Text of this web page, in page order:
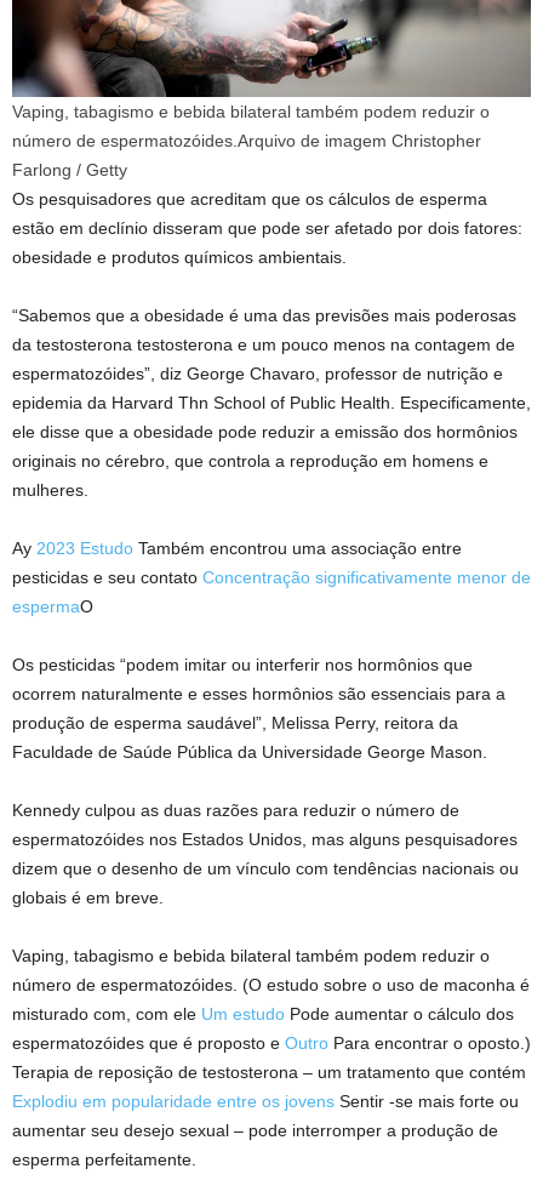
Vaping, tabagismo e bebida bilateral também podem reduzir o
número de espermatozóides. Arquivo de imagem Christopher
Farlong / Getty
Os pesquisadores que acreditam que os cálculos de esperma
estão em declínio disseram que pode ser afetado por dois fatores:
obesidade e produtos químicos ambientais.
“Sabemos que a obesidade é uma das previsões mais poderosas
da testosterona testosterona e um pouco menos na contagem de
espermatozóides”, diz George Chavaro, professor de nutrição e
epidemia da Harvard Thn School of Public Health. Especificamente,
ele disse que a obesidade pode reduzir a emissão dos hormônios
originais no cérebro, que controla a reprodução em homens e
mulheres.
Ay 2023 Estudo Também encontrou uma associação entre
pesticidas e seu contato Concentração significativamente menor de
espermaO
Os pesticidas “podem imitar ou interferir nos hormônios que
ocorrem naturalmente e esses hormônios são essenciais para a
produção de esperma saudável”, Melissa Perry, reitora da
Faculdade de Saúde Pública da Universidade George Mason.
Kennedy culpou as duas razões para reduzir o número de
espermatozóides nos Estados Unidos, mas alguns pesquisadores
dizem que o desenho de um vínculo com tendências nacionais ou
globais é em breve.
Vaping, tabagismo e bebida bilateral também podem reduzir o
número de espermatozóides. (O estudo sobre o uso de maconha é
misturado com, com ele Um estudo Pode aumentar o cálculo dos
espermatozóides que é proposto e Outro Para encontrar o oposto.)
Terapia de reposição de testosterona – um tratamento que contém
Explodiu em popularidade entre os jovens Sentir -se mais forte ou
aumentar seu desejo sexual – pode interromper a produção de
esperma perfeitamente.